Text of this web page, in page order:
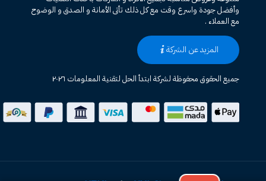
وأفضل جودة واسرع وقت مع كل ذلك تأتى الأمانة و الصدق و الوضوح
مع العملاء .
المزيد عن الشركة
جميع الحقوق محفوظة لشركة ابتدأ الحل لتقنية المعلومات ٢٠٢٦